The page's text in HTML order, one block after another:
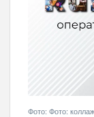
Фото: Фото: